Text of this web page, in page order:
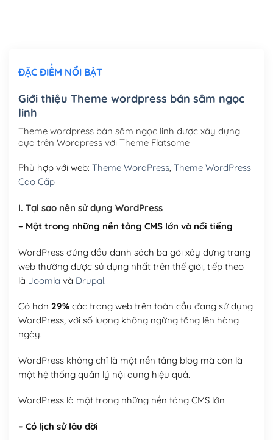
Mua thêm Host + Tên miền
Tên miền quốc tế .com .net .org (1 năm)
Hosting 2GB SSD (1 năm)(+450,000₫)
Hosting 3GB SSD (1 năm)(+550,000₫)
Hosting 5GB SSD (1 năm)
Hosting 8GB SSD (1 năm) (+950,000₫)
ĐẶC ĐIỂM NỔI BẬT
Giới thiệu Theme wordpress bán sâm ngọc
linh
Theme wordpress bán sâm ngọc linh được xây dựng
dựa trên Wordpress với Theme Flatsome
Phù hợp với web: Theme WordPress, Theme WordPress
Cao Cấp
I. Tại sao nên sử dụng WordPress
– Một trong những nền tảng CMS lớn và nổi tiếng
WordPress đứng đầu danh sách ba gói xây dựng trang
web thường được sử dụng nhất trên thế giới, tiếp theo
là Joomla và Drupal.
Có hơn 29%các trang web trên toàn cầu đang sử dụng
WordPress, với số lượng không ngừng tăng lên hàng
ngày.
WordPress không chỉ là một nền tảng blog mà còn là
một hệ thống quản lý nội dung hiệu quả.
WordPress là một trong những nền tảng CMS lớn
– Có lịch sử lâu đời